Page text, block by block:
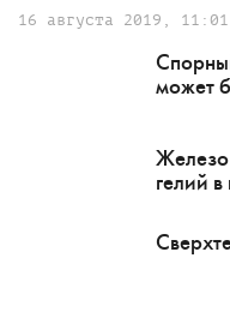
16 августа 2019, 11:01
может
Железо
гелий